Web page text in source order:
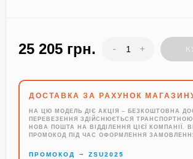
25 205 грн. - +
ДОСТАВКА ЗА РАХУНОК
НА ЦЮ МОДЕЛЬ ДІЄ АКЦІЯ – БЕЗКОШТОВНА
ПЕРЕВЕЗЕННЯ ЗДІЙСНЮЄТЬСЯ
НОВА ПОШТА НА ВІДДІЛЕННЯ ЦІЄЇ КОМПАНІЇ.
ПРОМОКОД ПІД ЧАС ОФОРМЛЕННЯ
ПРОМОКОД → ZSU2025